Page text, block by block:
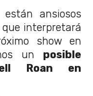
están ansiosos
que interpretará
show en
un posible
Roan en